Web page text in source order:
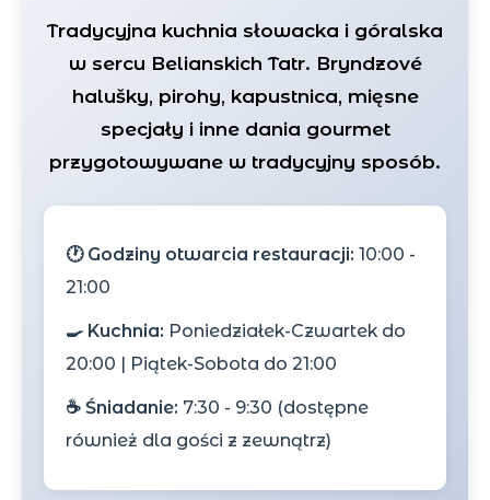
Tradycyjna kuchnia słowacka i góralska
w sercu Belianskich Tatr. Bryndzové
halušky, pirohy, kapustnica, mięsne
specjały i inne dania gourmet
przygotowywane w tradycyjny sposób.
🕐 Godziny otwarcia restauracji: 10:00 -
21:00
🍳 Kuchnia: Poniedziałek-Czwartek do
20:00 | Piątek-Sobota do 21:00
☕ Śniadanie: 7:30 - 9:30 (dostępne
również dla gości z zewnątrz)